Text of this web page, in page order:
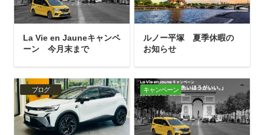
La Vie en Jauneキャンペ
ーン 今月末まで
ルノー平塚 夏季休暇の
お知らせ
ブログ キャンペーン